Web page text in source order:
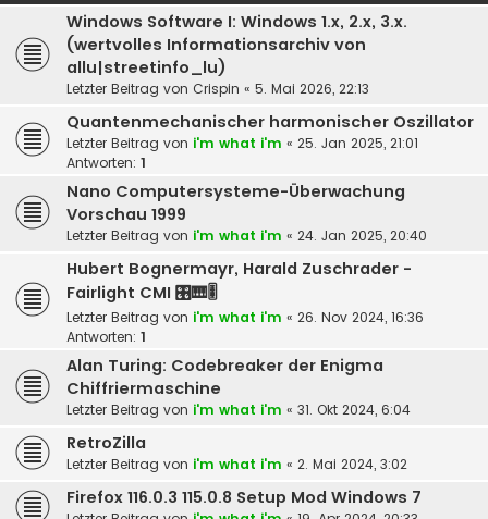
Windows Software I: Windows 1.x, 2.x, 3.x.
(wertvolles Informationsarchiv von
allu|streetinfo_lu)
Letzter Beitrag von Crispin « 5. Mai 2026, 22:13
Quantenmechanischer harmonischer Oszillator
Letzter Beitrag von i'm what i'm « 25. Jan 2025, 21:01
Antworten: 1
Nano Computersysteme-Überwachung
Vorschau 1999
Letzter Beitrag von i'm what i'm « 24. Jan 2025, 20:40
Hubert Bognermayr, Harald Zuschrader -
Fairlight CMI 🎛️🎹🎚️
Letzter Beitrag von i'm what i'm « 26. Nov 2024, 16:36
Antworten: 1
Alan Turing: Codebreaker der Enigma
Chiffriermaschine
Letzter Beitrag von i'm what i'm « 31. Okt 2024, 6:04
RetroZilla
Letzter Beitrag von i'm what i'm « 2. Mai 2024, 3:02
Firefox 116.0.3 115.0.8 Setup Mod Windows 7